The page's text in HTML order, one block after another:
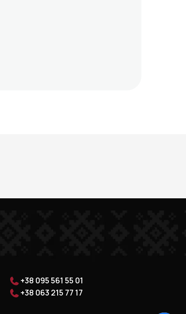
+38 095 561 55 01
+38 063 215 77 17